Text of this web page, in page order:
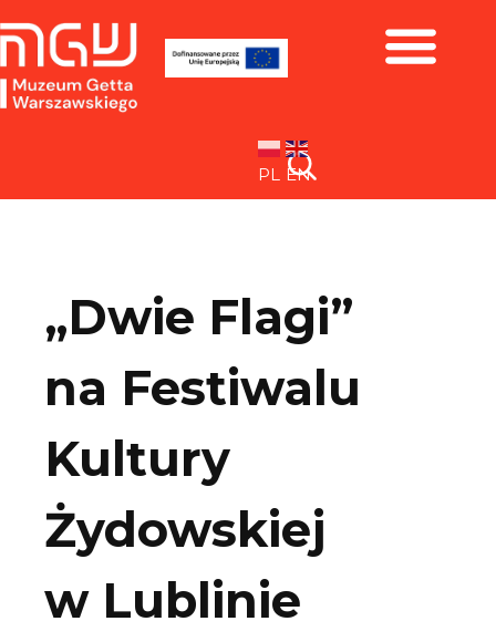
PL EN
„Dwie Flagi”
na Festiwalu
Kultury
Żydowskiej
w Lublinie